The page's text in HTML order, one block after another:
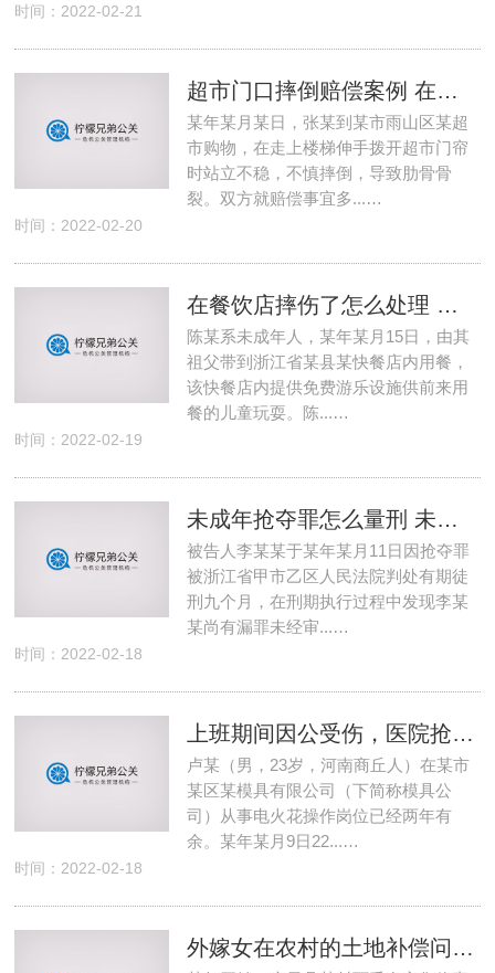
时间：2022-02-21
超市门口摔倒赔偿案例 在超市门口摔倒超市怎么赔偿
某年某月某日，张某到某市雨山区某超
市购物，在走上楼梯伸手拨开超市门帘
时站立不稳，不慎摔倒，导致肋骨骨
裂。双方就赔偿事宜多...…
时间：2022-02-20
在餐饮店摔伤了怎么处理 餐厅顾客摔伤怎么处理方法
陈某系未成年人，某年某月15日，由其
祖父带到浙江省某县某快餐店内用餐，
该快餐店内提供免费游乐设施供前来用
餐的儿童玩耍。陈...…
时间：2022-02-19
未成年抢夺罪怎么量刑 未成年抢夺罪怎么量刑
被告人李某某于某年某月11日因抢夺罪
被浙江省甲市乙区人民法院判处有期徒
刑九个月，在刑期执行过程中发现李某
某尚有漏罪未经审...…
时间：2022-02-18
上班期间因公受伤，医院抢救无效死亡算不算工亡
卢某（男，23岁，河南商丘人）在某市
某区某模具有限公司（下简称模具公
司）从事电火花操作岗位已经两年有
余。某年某月9日22...…
时间：2022-02-18
外嫁女在农村的土地补偿问题 土地补偿外嫁女有赔偿吗